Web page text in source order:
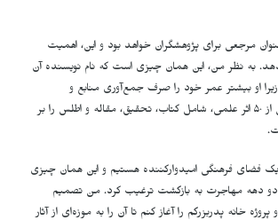
مرجعی برای پژوهشگران خواهد بود و این، اهمیت
به نظر من، این همان چیزی است که نام نویسنده آن
زیرا او بیشتر عمر خود را صرف جمع‌آوری منابع و
کتاب‌هایی کرد که بیش از ۵۰ اثر علمی، شامل کتاب، تحقیق، مقاله و اطلس را بر
فضای فرهنگی امیدوارکننده هستیم و این همان چیزی
دهه مهاجرت به بازگشت ترغیب کرد. من تصمیم
خانه پدربزرگم را آغاز کنم تا آن را به موزه‌ای از آثار